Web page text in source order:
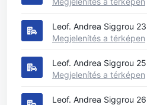
Leof. Andrea Siggrou 23
Megjelenítés a térképen
Leof. Andrea Siggrou 25
Megjelenítés a térképen
Leof. Andrea Siggrou 26